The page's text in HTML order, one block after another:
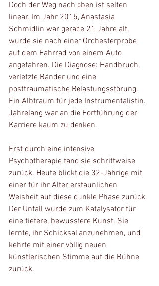
Doch der Weg nach oben ist selten
linear. Im Jahr 2015, Anastasia
Schmidlin war gerade 21 Jahre alt,
wurde sie nach einer Orchesterprobe
auf dem Fahrrad von einem Auto
angefahren. Die Diagnose: Handbruch,
verletzte Bänder und eine
posttraumatische Belastungsstörung.
Ein Albtraum für jede Instrumentalistin.
Jahrelang war an die Fortführung der
Karriere kaum zu denken.
Erst durch eine intensive
Psychotherapie fand sie schrittweise
zurück. Heute blickt die 32-Jährige mit
einer für ihr Alter erstaunlichen
Weisheit auf diese dunkle Phase zurück.
Der Unfall wurde zum Katalysator für
eine tiefere, bewusstere Kunst. Sie
lernte, ihr Schicksal anzunehmen, und
kehrte mit einer völlig neuen
künstlerischen Stimme auf die Bühne
zurück.